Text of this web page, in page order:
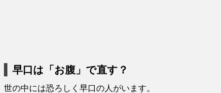
早口は「お腹」で直す？
世の中には恐ろしく早口の人がいます。